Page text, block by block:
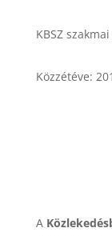
KBSZ
Közzétéve:
A